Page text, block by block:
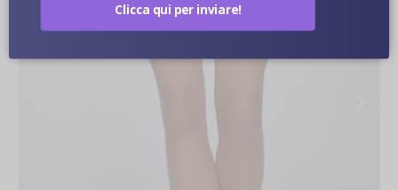
Clicca qui per inviare!